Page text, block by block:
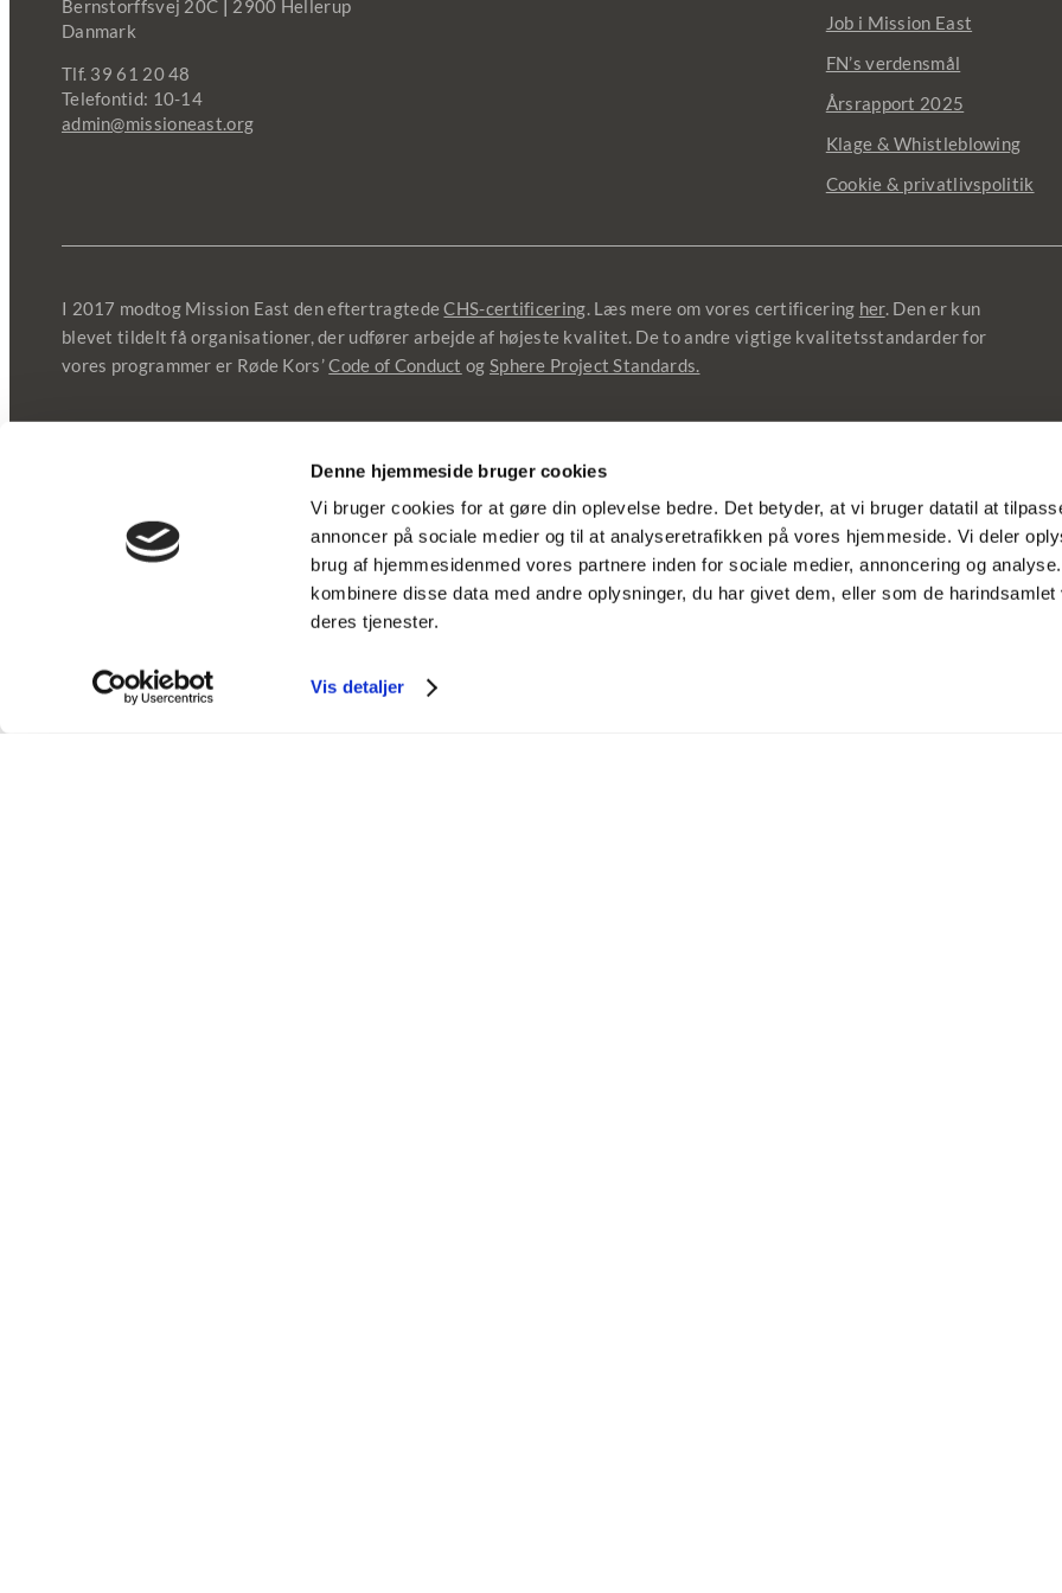
Denne hjemmeside bruger cookies
Vi bruger cookies for at gøre din oplevelse bedre. Det betyder, at vi bruger datatil at
annoncer på sociale medier og til at analyseretrafikken på vores hjemmeside. Vi deler
brug af hjemmesidenmed vores partnere inden for sociale medier, annoncering og
kombinere disse data med andre oplysninger, du har givet dem, eller som de harindsamlet
deres tjenester.
Vis detaljer
Bernstorffsvej 20C
2900 Hellerup
Danmark
Tlf. 39 61 20 48
Telefontid: 10-14
admin@missioneast.org
Job i Mission East
FN’s verdensmål
Årsrapport 2025
Klage & Whistleblowing
Cookie & privatlivspolitik
I 2017 modtog Mission East den eftertragtedeCHS-certificering. Læs mere om vores certificering her. Den er kun
blevet tildelt få organisationer, der udfører arbejde af højeste kvalitet. De to andre vigtige kvalitetsstandarder for
vores programmer er Røde Kors’Code of Conduct og Sphere Project Standards.
Fortrolighedspolitik|Cookies og data
Dansk
English